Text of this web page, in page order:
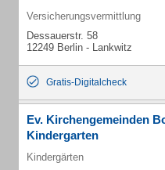
Versicherungsvermittlung
Dessauerstr. 58
12249 Berlin - Lankwitz
Gratis-Digitalcheck
Ev. Kirchengemeinden
Kindergarten
Kindergärten